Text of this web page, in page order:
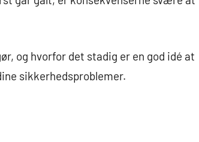
og hvorfor det stadig er en god idé at
sikkerhedsproblemer.